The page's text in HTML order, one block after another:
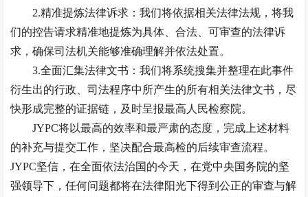
2.精准提炼法律诉求：我们将依据相关法律法规，将我
们的控告请求精准地提炼为具体、合法、可审查的法律诉
求，确保司法机关能够准确理解并依法处置。
3.全面汇集法律文书：我们将系统搜集并整理在此事件
衍生出的行政、司法程序中所产生的所有相关法律文书，尽
快形成完整的证据链，及时呈报最高人民检察院。
JYPC将以最高的效率和最严肃的态度，完成上述材料
的补充与提交工作，坚决配合最高检的后续审查流程。
JYPC坚信，在全面依法治国的今天，在党中央国务院的坚
强领导下，任何问题都将在法律阳光下得到公正的审查与解